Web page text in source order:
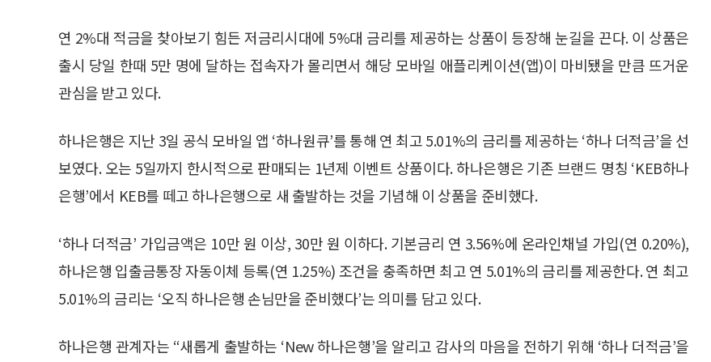
연 2%대 적금을 찾아보기 힘든 저금리시대에 5%대 금리를 제공하는 상품이 등장해 눈길을 끈다. 이 상품은
출시 당일 한때 5만 명에 달하는 접속자가 몰리면서 해당 모바일 애플리케이션(앱)이 마비됐을 만큼 뜨거운
관심을 받고 있다.
하나은행은 지난 3일 공식 모바일 앱 ‘하나원큐’를 통해 연 최고 5.01%의 금리를 제공하는 ‘하나 더적금’을 선
보였다. 오는 5일까지 한시적으로 판매되는 1년제 이벤트 상품이다. 하나은행은 기존 브랜드 명칭 ‘KEB하나
은행’에서 KEB를 떼고 하나은행으로 새 출발하는 것을 기념해 이 상품을 준비했다.
‘하나 더적금’ 가입금액은 10만 원 이상, 30만 원 이하다. 기본금리 연 3.56%에 온라인채널 가입(연 0.20%),
하나은행 입출금통장 자동이체 등록(연 1.25%) 조건을 충족하면 최고 연 5.01%의 금리를 제공한다. 연 최고
5.01%의 금리는 ‘오직 하나은행 손님만을 준비했다’는 의미를 담고 있다.
하나은행 관계자는 “새롭게 출발하는 ‘New 하나은행’을 알리고 감사의 마음을 전하기 위해 ‘하나 더적금’을